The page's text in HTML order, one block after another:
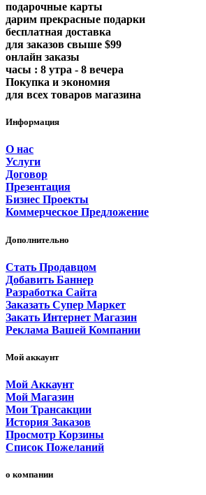
подарочные карты
дарим прекрасные подарки
бесплатная доставка
для заказов свыше $99
онлайн заказы
часы : 8 утра - 8 вечера
Покупка и экономия
для всех товаров магазина
Информация
О нас
Услуги
Договор
Презентация
Бизнес Проекты
Коммерческое Предложение
Дополнительно
Стать Продавцом
Добавить Баннер
Разработка Сайта
Заказать Супер Маркет
Закать Интернет Магазин
Реклама Вашей Компании
Мой аккаунт
Мой Аккаунт
Мой Магазин
Мои Трансакции
История Заказов
Просмотр Корзины
Список Пожеланий
о компании